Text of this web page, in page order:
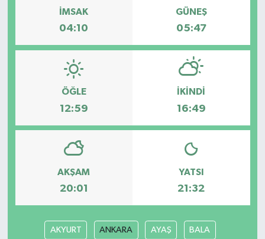
İMSAK
04:10
GÜNEŞ
05:47
ÖĞLE
12:59
İKINDI
16:49
AKŞAM
20:01
YATSI
21:32
AKYURT ANKARA AYAŞ BALA